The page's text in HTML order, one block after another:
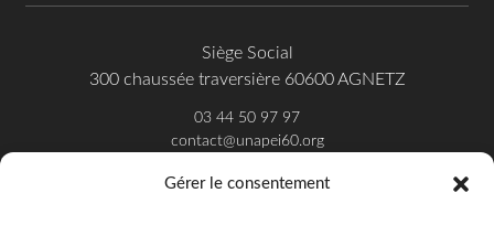
Gérer le consentement
Siège Social
300 chaussée traversière 60600 AGNETZ
03 44 50 97 97
contact@unapei60.org